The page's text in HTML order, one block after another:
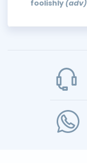
foolishly (adv)